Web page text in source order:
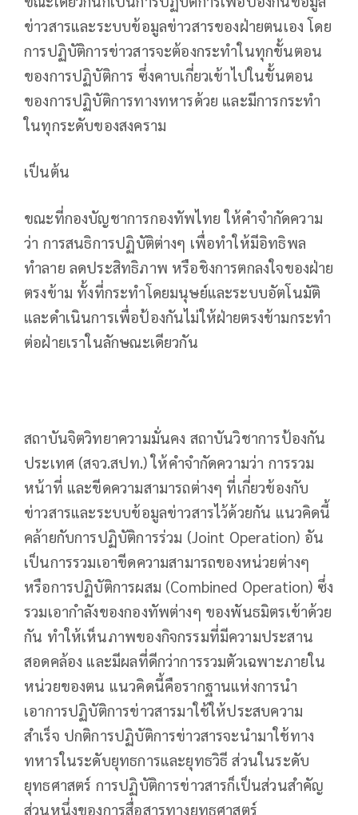
ข่าวสารและระบบข้อมูลข่าวสารของฝ่ายตนเอง โดย
การปฏิบัติการข่าวสารจะต้องกระทำในทุกขั้นตอน
ของการปฏิบัติการ ซึ่งคาบเกี่ยวเข้าไปในขั้นตอน
ของการปฏิบัติการทางทหารด้วย และมีการกระทำ
ในทุกระดับของสงคราม
เป็นต้น
ขณะที่กองบัญชาการกองทัพไทย ให้คำจำกัดความ
ว่า การสนธิการปฏิบัติต่างๆ เพื่อทำให้มีอิทธิพล
ทำลาย ลดประสิทธิภาพ หรือชิงการตกลงใจของฝ่าย
ตรงข้าม ทั้งที่กระทำโดยมนุษย์และระบบอัตโนมัติ
และดำเนินการเพื่อป้องกันไม่ให้ฝ่ายตรงข้ามกระทำ
ต่อฝ่ายเราในลักษณะเดียวกัน
สถาบันจิตวิทยาความมั่นคง สถาบันวิชาการป้องกัน
ประเทศ (สจว.สปท.) ให้คำจำกัดความว่า การรวม
หน้าที่ และขีดความสามารถต่างๆ ที่เกี่ยวข้องกับ
ข่าวสารและระบบข้อมูลข่าวสารไว้ด้วยกัน แนวคิดนี้
คล้ายกับการปฏิบัติการร่วม (Joint Operation) อัน
เป็นการรวมเอาขีดความสามารถของหน่วยต่างๆ
หรือการปฏิบัติการผสม (Combined Operation) ซึ่ง
รวมเอากำลังของกองทัพต่างๆ ของพันธมิตรเข้าด้วย
กัน ทำให้เห็นภาพของกิจกรรมที่มีความประสาน
สอดคล้อง และมีผลที่ดีกว่าการรวมตัวเฉพาะภายใน
หน่วยของตน แนวคิดนี้คือรากฐานแห่งการนำ
เอาการปฏิบัติการข่าวสารมาใช้ให้ประสบความ
สำเร็จ ปกติการปฏิบัติการข่าวสารจะนำมาใช้ทาง
ทหารในระดับยุทธการและยุทธวิธี ส่วนในระดับ
ยุทธศาสตร์ การปฏิบัติการข่าวสารก็เป็นส่วนสำคัญ
ส่วนหนึ่งของการสื่อสารทางยุทธศาสตร์